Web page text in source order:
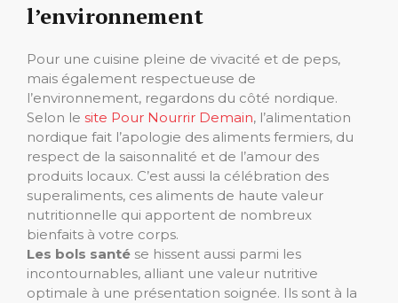
l’environnement
Pour une cuisine pleine de vivacité et de peps,
mais également respectueuse de
l’environnement, regardons du côté nordique.
Selon le site Pour Nourrir Demain, l’alimentation
nordique fait l’apologie des aliments fermiers, du
respect de la saisonnalité et de l’amour des
produits locaux. C’est aussi la célébration des
superaliments, ces aliments de haute valeur
nutritionnelle qui apportent de nombreux
bienfaits à votre corps.
Les bols santé se hissent aussi parmi les
incontournables, alliant une valeur nutritive
optimale à une présentation soignée. Ils sont à la